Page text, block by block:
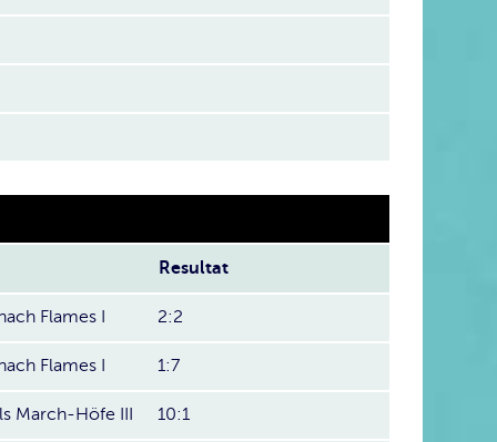
Resultat
Flames I 2:2
Flames I 1:7
March-Höfe III 10:1